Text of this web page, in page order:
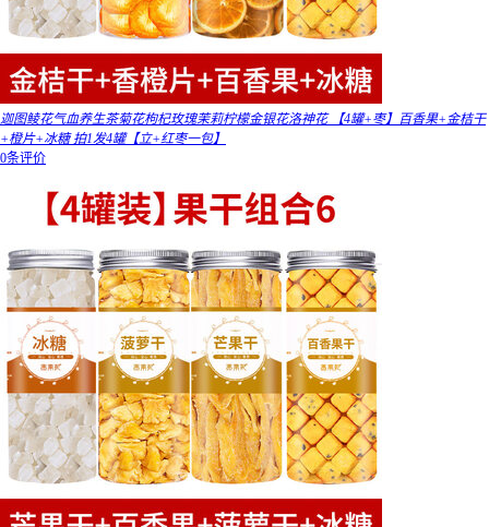
迦图鲮花气血养生茶菊花枸杞玫瑰茉莉柠檬金银花洛神花 【4罐+枣】百香果+金桔干
+橙片+冰糖 拍1发4罐【立+红枣一包】
0条评价